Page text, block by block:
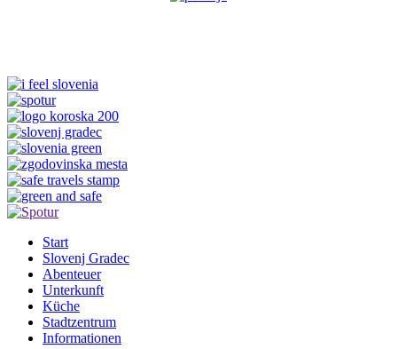
Start
Slovenj Gradec
Abenteuer
Unterkunft
Küche
Stadtzentrum
Informationen